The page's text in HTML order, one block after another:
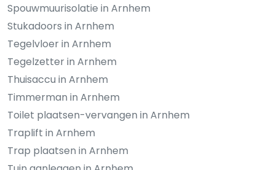
Spouwmuurisolatie in Arnhem
Stukadoors in Arnhem
Tegelvloer in Arnhem
Tegelzetter in Arnhem
Thuisaccu in Arnhem
Timmerman in Arnhem
Toilet plaatsen-vervangen in Arnhem
Traplift in Arnhem
Trap plaatsen in Arnhem